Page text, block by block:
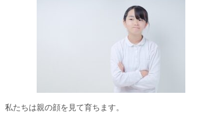
私たちは親の顔を見て育ちます。